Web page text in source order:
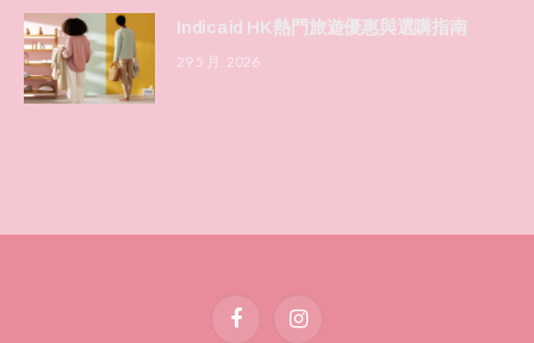
Indicaid HK 熱門旅遊優惠與選購指南
29 5 月, 2026
FacebookInstagram